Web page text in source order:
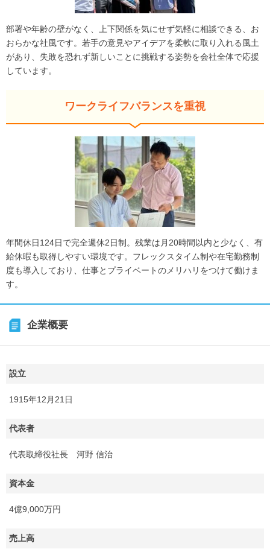
部署や年齢の壁がなく、上下関係を気にせず気軽に相談できる、お
おらかな社風です。若手の意見やアイデアを柔軟に取り入れる風土
があり、失敗を恐れず新しいことに挑戦する姿勢を会社全体で応援
しています。
ワークライフバランスを重視
年間休日124日で完全週休2日制。残業は月20時間以内と少なく、有
給休暇も取得しやすい環境です。フレックスタイム制や在宅勤務制
度も導入しており、仕事とプライベートのメリハリをつけて働けま
す。
企業概要
設立
1915年12月21日
代表者
代表取締役社長 河野 信治
資本金
4億9,000万円
売上高